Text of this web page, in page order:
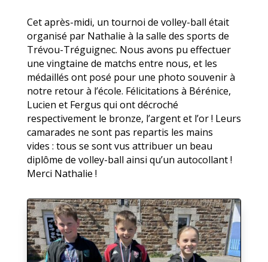
Cet après-midi, un tournoi de volley-ball était
organisé par Nathalie à la salle des sports de
Trévou-Tréguignec. Nous avons pu effectuer
une vingtaine de matchs entre nous, et les
médaillés ont posé pour une photo souvenir à
notre retour à l’école. Félicitations à Bérénice,
Lucien et Fergus qui ont décroché
respectivement le bronze, l’argent et l’or ! Leurs
camarades ne sont pas repartis les mains
vides : tous se sont vus attribuer un beau
diplôme de volley-ball ainsi qu’un autocollant !
Merci Nathalie !